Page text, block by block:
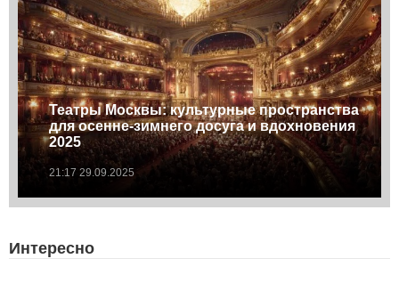
Театры Москвы: культурные пространства
для осенне-зимнего досуга и вдохновения
2025
21:17 29.09.2025
Интересно